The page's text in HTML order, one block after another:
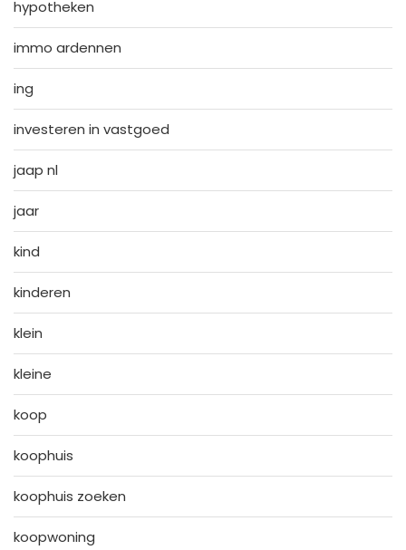
hypotheken
immo ardennen
ing
investeren in vastgoed
jaap nl
jaar
kind
kinderen
klein
kleine
koop
koophuis
koophuis zoeken
koopwoning